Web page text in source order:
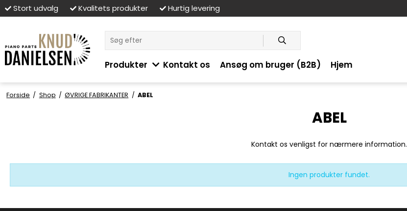
Stort udvalg Kvalitets produkter Hurtig levering
Produkter Kontakt os Ansøg om bruger (B2B) Hjem
Forside / Shop / ØVRIGE FABRIKANTER / ABEL
ABEL
Kontakt os venligst for nærmere information.
Ingen produkter fundet.